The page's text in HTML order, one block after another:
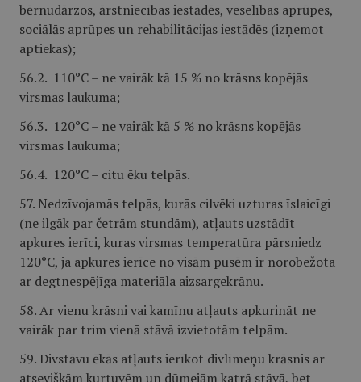
bērnudārzos, ārstniecības iestādēs, veselības aprūpes,
sociālās aprūpes un rehabilitācijas iestādēs (izņemot
aptiekas);
56.2. 110°C – ne vairāk kā 15 % no krāsns kopējās
virsmas laukuma;
56.3. 120°C – ne vairāk kā 5 % no krāsns kopējās
virsmas laukuma;
56.4. 120°C – citu ēku telpās.
57. Nedzīvojamās telpās, kurās cilvēki uzturas īslaicīgi
(ne ilgāk par četrām stundām), atļauts uzstādīt
apkures ierīci, kuras virsmas temperatūra pārsniedz
120°C, ja apkures ierīce no visām pusēm ir norobežota
ar degtnespējīga materiāla aizsargekrānu.
58. Ar vienu krāsni vai kamīnu atļauts apkurināt ne
vairāk par trim vienā stāvā izvietotām telpām.
59. Divstāvu ēkās atļauts ierīkot divlīmeņu krāsnis ar
atsevišķām kurtuvēm un dūmejām katrā stāvā, bet